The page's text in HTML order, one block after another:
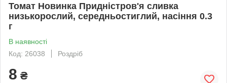
Томат Новинка Придністров'я сливка
низькорослий, середньостиглий, насіння 0.3
г
В наявності
Код: 26038
Роздріб
8 ₴